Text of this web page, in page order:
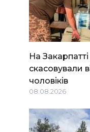
На
скасовували
чоловіків
08.08.2026